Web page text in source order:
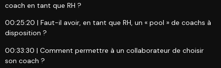
coach en tant que RH ?
00:25:20 | Faut-il avoir, en tant que RH, un « pool » de coachs à
disposition ?
00:33:30 | Comment permettre à un collaborateur de choisir
son coach ?